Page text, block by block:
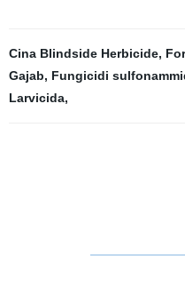
Cina Blindside Herbicide,
Gajab, Fungicidi
Larvicida,